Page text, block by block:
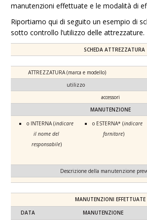
manutenzioni effettuate e le modalità di
Riportiamo qui di seguito un esempio di
sotto controllo l’utilizzo delle attrezzature.
SCHEDA ATTREZZATURA
ATTREZZATURA (marca e modello)
utilizzo
accessori
MANUTENZIONE
o INTERNA (indicare
il nome del
responsabile)
o ESTERNA* (indicare
fornitore)
Descrizione della manutenzione
MANUTENZIONI EFFETTUATE
DATA
MANUTENZIONE